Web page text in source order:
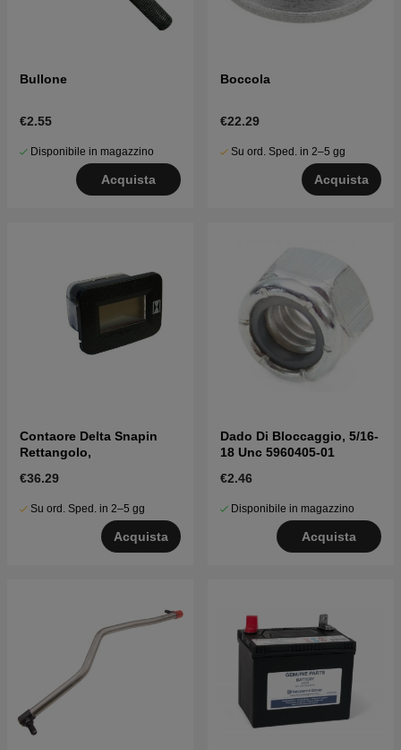
Bullone
€2.55
Disponibile in magazzino
Acquista
Boccola
€22.29
Su ord. Sped. in 2–5 gg
Acquista
Contaore Delta Snapin
Rettangolo,
€36.29
Su ord. Sped. in 2–5 gg
Acquista
Dado Di Bloccaggio, 5/16-
18 Unc 5960405-01
€2.46
Disponibile in magazzino
Acquista